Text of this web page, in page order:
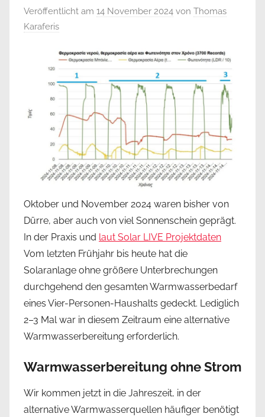
Veröffentlicht am 14 November 2024 von Thomas
Karaferis
Oktober und November 2024 waren bisher von
Dürre, aber auch von viel Sonnenschein geprägt.
In der Praxis und laut Solar LIVE Projektdaten
Vom letzten Frühjahr bis heute hat die
Solaranlage ohne größere Unterbrechungen
durchgehend den gesamten Warmwasserbedarf
eines Vier-Personen-Haushalts gedeckt. Lediglich
2–3 Mal war in diesem Zeitraum eine alternative
Warmwasserbereitung erforderlich.
Warmwasserbereitung ohne Strom
Wir kommen jetzt in die Jahreszeit, in der
alternative Warmwasserquellen häufiger benötigt